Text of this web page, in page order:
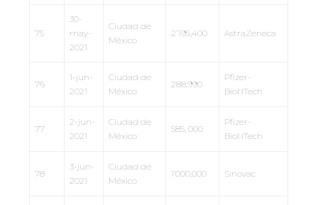
75
30-
may-
2021
Ciudad de
México
2’195,400 AstraZeneca
76
1-jun-
2021
Ciudad de
México
288,990
Pfizer-
BioNTech
77
2-jun-
2021
Ciudad de
México
585, 000
Pfizer-
BioNTech
78
3-jun-
2021
Ciudad de
México
1’000,000 Sinovac